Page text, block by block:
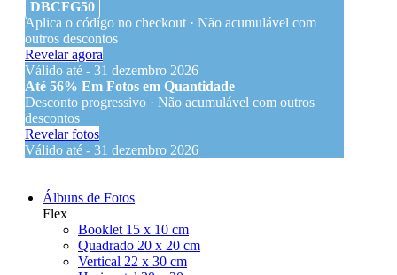
DBCFG50
Aplica o código no checkout · Não acumulável com
outros descontos
Revelar agora
Válido até - 31 dezembro 2026
Até 56% Em Fotos em Quantidade
Desconto progressivo · Não acumulável com outros
descontos
Revelar fotos
Válido até - 31 dezembro 2026
Álbuns de Fotos
Flex
Booklet 15 x 10 cm
Quadrado 20 x 20 cm
Vertical 22 x 30 cm